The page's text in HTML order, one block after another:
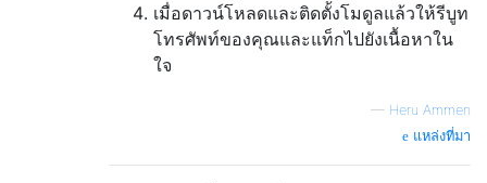
เมื่อดาวน์โหลดและติดตั้งโมดูลแล้วให้รีบูท
โทรศัพท์ของคุณและแท็กไปยังเนื้อหาใน
ใจ
— Heru Ammen
แหล่งที่มา